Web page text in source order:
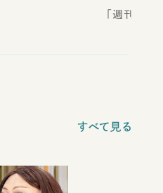
「週刊新潮
すべて見る